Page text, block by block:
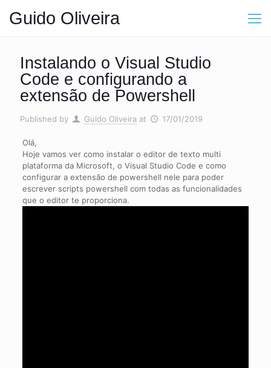
Guido Oliveira
Instalando o Visual Studio
Code e configurando a
extensão de Powershell
Published by Guido Oliveira at 17/01/2019
Olá,
Hoje vamos ver como instalar o editor de texto multi
plataforma da Microsoft, o Visual Studio Code e como
configurar a extensão de powershell nele para poder
escrever scripts powershell com todas as funcionalidades
que o editor te proporciona.